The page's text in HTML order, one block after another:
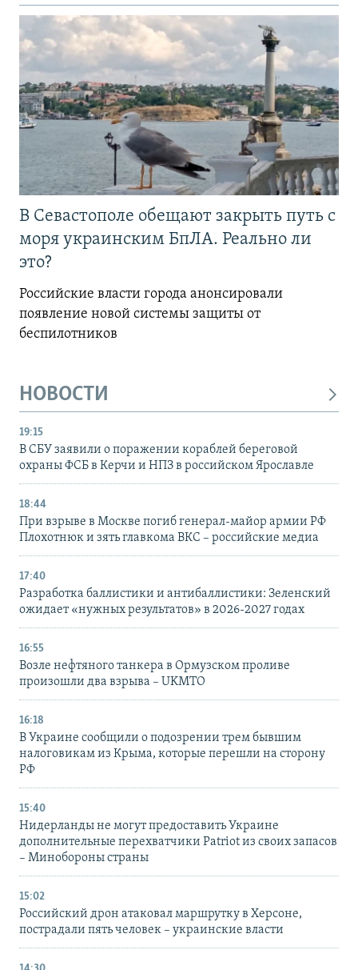
В Севастополе обещают закрыть путь с
моря украинским БпЛА. Реально ли
это?
Российские власти города анонсировали
появление новой системы защиты от
беспилотников
НОВОСТИ
19:15
В СБУ заявили о поражении кораблей береговой
охраны ФСБ в Керчи и НПЗ в российском Ярославле
18:44
При взрыве в Москве погиб генерал-майор армии РФ
Плохотнюк и зять главкома ВКС – российские медиа
17:40
Разработка баллистики и антибаллистики: Зеленский
ожидает «нужных результатов» в 2026-2027 годах
16:55
Возле нефтяного танкера в Ормузском проливе
произошли два взрыва – UKMTO
16:18
В Украине сообщили о подозрении трем бывшим
налоговикам из Крыма, которые перешли на сторону
РФ
15:40
Нидерланды не могут предоставить Украине
дополнительные перехватчики Patriot из своих запасов
– Минобороны страны
15:02
Российский дрон атаковал маршрутку в Херсоне,
пострадали пять человек – украинские власти